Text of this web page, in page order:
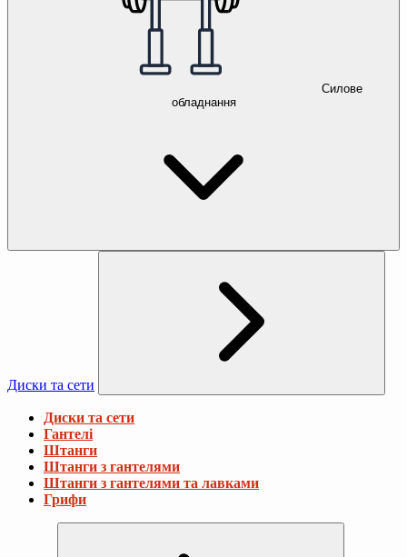
Силове
обладнання
Диски та сети
Диски та сети
Гантелі
Штанги
Штанги з гантелями
Штанги з гантелями та лавками
Грифи